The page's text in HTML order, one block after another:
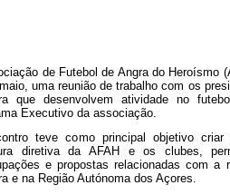
de Futebol de Angra do Heroísmo
uma reunião de trabalho com os
que desenvolvem atividade no
Executivo da associação.
teve como principal objetivo
diretiva da AFAH e os clubes,
e propostas relacionadas com a
e na Região Autónoma dos Açores.